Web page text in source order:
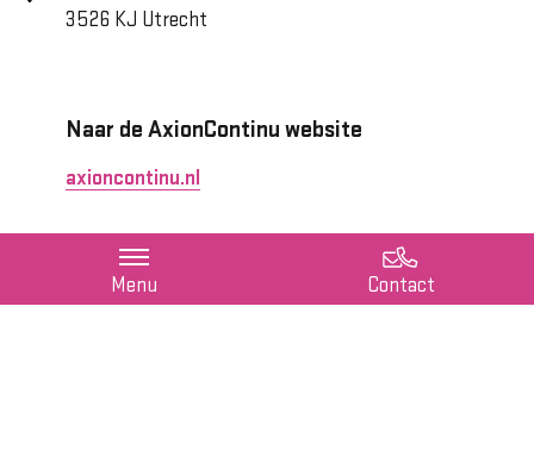
3526 KJ Utrecht
Naar de AxionContinu website
axioncontinu.nl
Job alert
Menu Contact